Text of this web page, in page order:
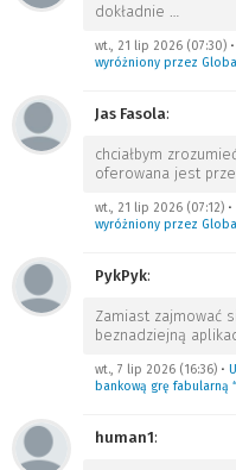
dokładnie
wt., 21 lip 2026 (07:30) •
wyróżniony przez
Jas Fasola:
chciałbym
oferowana jest
wt., 21 lip 2026 (07:12) •
wyróżniony przez
PykPyk:
Zamiast zajmować
beznadziejną
wt., 7 lip 2026 (16:36) •
bankową grę fabularną
human1: